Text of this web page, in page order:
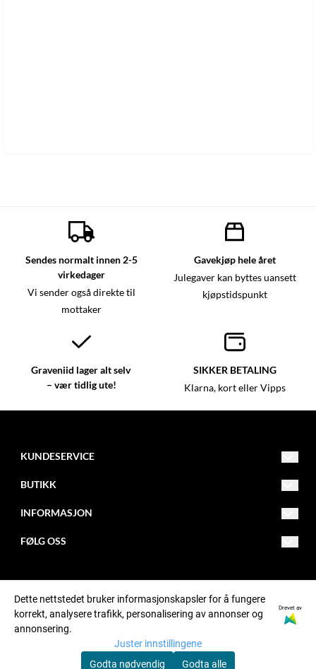
Sendes normalt innen 2-5
virkedager
Vi sender også direkte til
mottaker
Gavekjøp hele året
Julegaver kan byttes uansett
kjøpstidspunkt
Graveniid lager alt selv
– vær tidlig ute!
SIKKER BETALING
Klarna, kort eller Vipps
KUNDESERVICE
kundeservice@graveniid.no
Jorbajeakkáš 24, 9731 Karasjok
Postadresse: Graveniid, Postboks 1152, N-9504 ALTA
BUTIKK
INFORMASJON
Om oss
Butikker
Ofte stilte spørsmål
FØLG OSS
Instagram
Tiktok
© Graveniid org. nr. MVA911701081NO
Dette nettstedet bruker informasjonskapsler for å fungere
korrekt, analysere trafikk, personalisering av annonser og
annonsering.
Drevet av
Juster innstillingene
Godta nødvendig
Godta alle